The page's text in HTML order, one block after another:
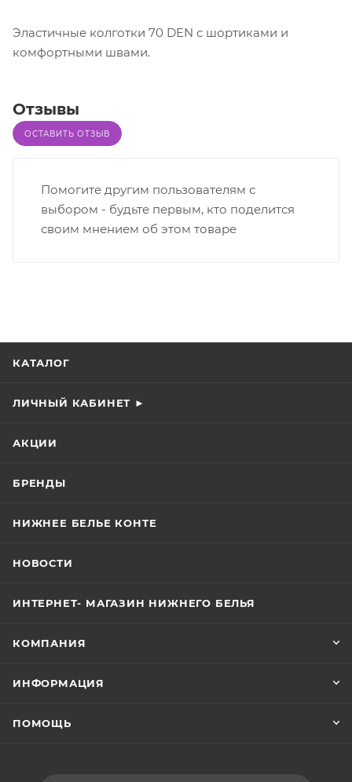
Эластичные колготки 70 DEN с шортиками и
комфортными швами.
Отзывы
ОСТАВИТЬ ОТЗЫВ
Помогите другим пользователям с
выбором - будьте первым, кто поделится
своим мнением об этом товаре
КАТАЛОГ
ЛИЧНЫЙ КАБИНЕТ ►
АКЦИИ
БРЕНДЫ
НИЖНЕЕ БЕЛЬЕ КОНТЕ
НОВОСТИ
ИНТЕРНЕТ- МАГАЗИН НИЖНЕГО БЕЛЬЯ
КОМПАНИЯ
ИНФОРМАЦИЯ
ПОМОЩЬ